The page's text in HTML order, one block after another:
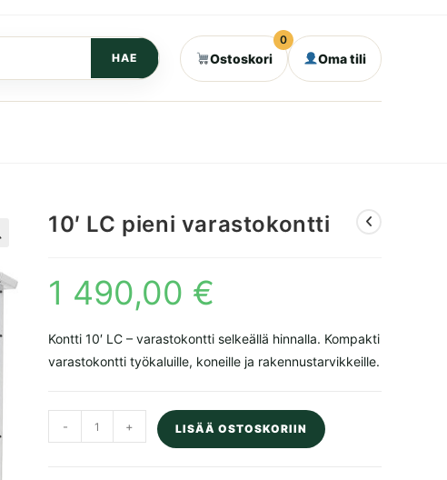
HAE Ostoskori
0
Oma tili
10′ LC pieni varastokontti
1 490,00 €
Kontti 10′ LC – varastokontti selkeällä hinnalla. Kompakti
varastokontti työkaluille, koneille ja rakennustarvikkeille.
LC
- + LISÄÄ OSTOSKORIIN